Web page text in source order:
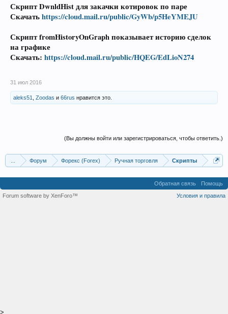
СкриптDwnldHistдля закачки котировок по паре
Скачатьhttps://cloud.mail.ru/public/GyWb/p5HeYMEJU
СкриптfromHistoryOnGraphпоказывает историю сделок
на графике
Скачать: https://cloud.mail.ru/public/HQEG/EdLioN274
31 июл 2016
aleks51 Zoodas и 66rus нравится это.
(Вы должны войти или зарегистрироваться, чтобы ответить.)
Форум Форекс (Forex) Ручная торговля Скрипты
Обратная связь
Помощь
Условия и правила
Forum software by XenForo™
>